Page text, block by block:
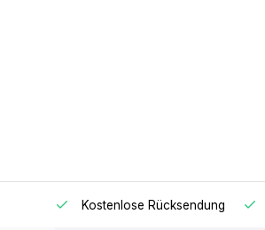
Kostenlose Rücksendung